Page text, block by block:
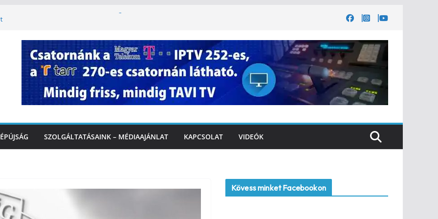
a Rákóczi utcában a hétvégi
Marcaliban – VIDEÓ
Balatonnál – az első félidő végén
utca felújítása Marcaliban –
SZOLGÁLTATÁSAINK – MÉDIAAJÁNLAT KAPCSOLAT VIDEÓK
Kövess minket Facebookon